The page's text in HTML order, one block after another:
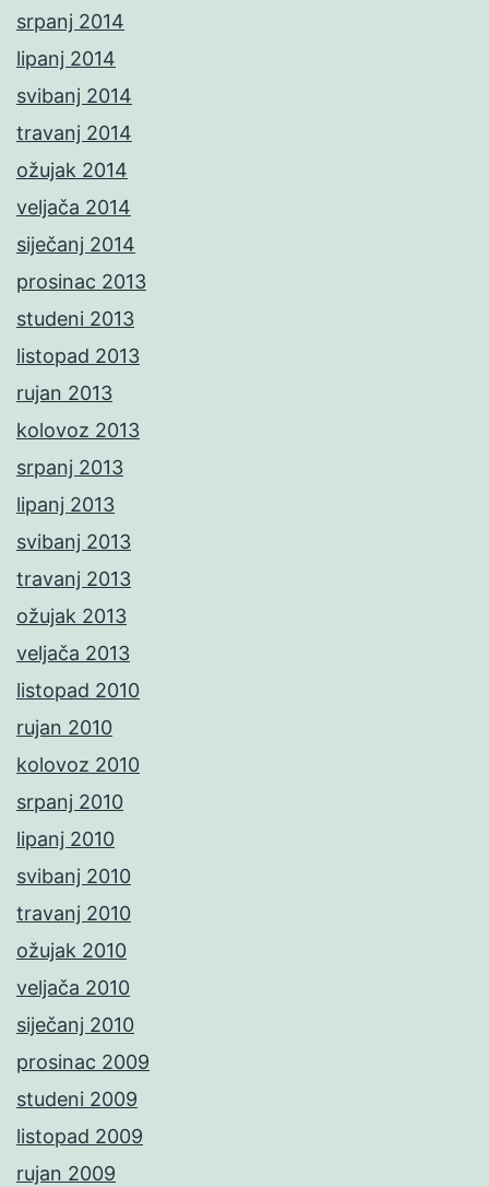
srpanj 2014
lipanj 2014
svibanj 2014
travanj 2014
ožujak 2014
veljača 2014
siječanj 2014
prosinac 2013
studeni 2013
listopad 2013
rujan 2013
kolovoz 2013
srpanj 2013
lipanj 2013
svibanj 2013
travanj 2013
ožujak 2013
veljača 2013
listopad 2010
rujan 2010
kolovoz 2010
srpanj 2010
lipanj 2010
svibanj 2010
travanj 2010
ožujak 2010
veljača 2010
siječanj 2010
prosinac 2009
studeni 2009
listopad 2009
rujan 2009